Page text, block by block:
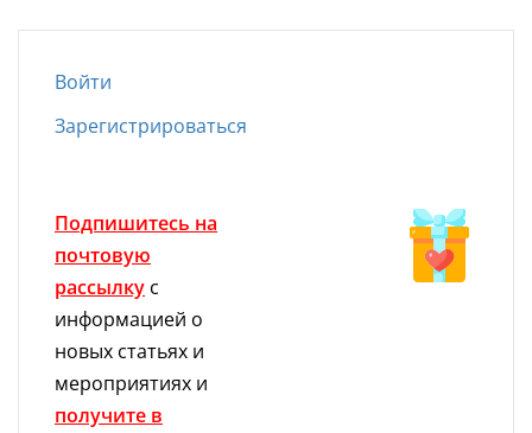
Войти
Зарегистрироваться
Подпишитесь на
почтовую
рассылку с
информацией о
новых статьях и
мероприятиях и
получите в